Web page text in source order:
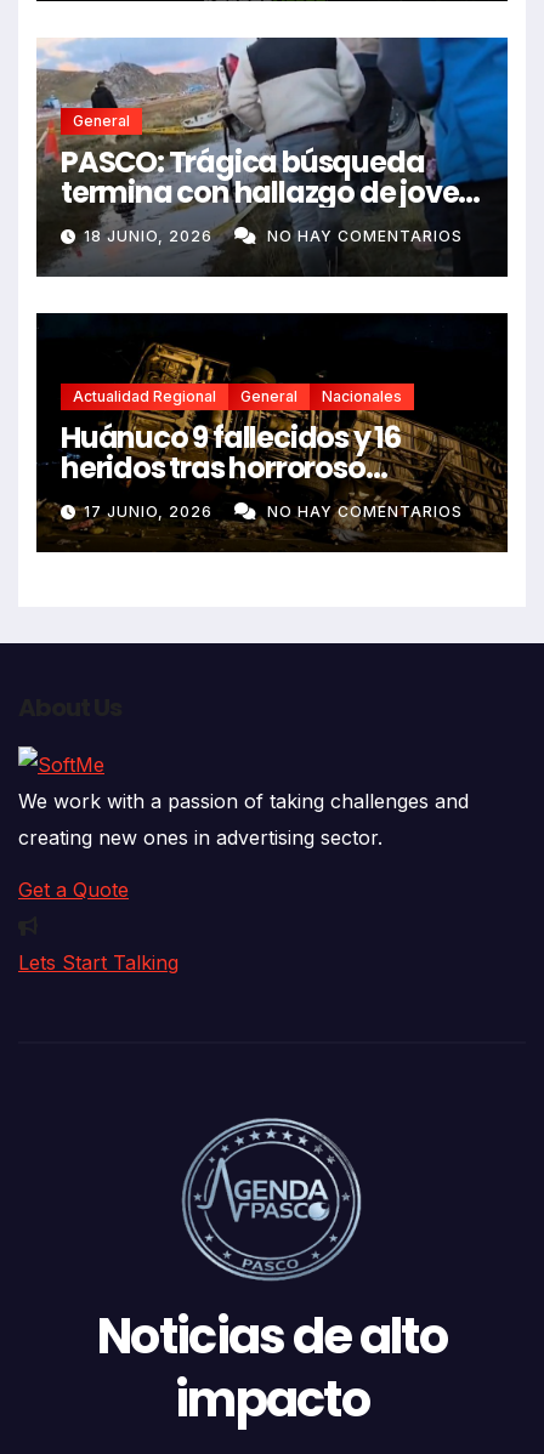
General
PASCO: Trágica búsqueda
termina con hallazgo de joven
sin vida en Rancas
18 JUNIO, 2026 NO HAY COMENTARIOS
Actualidad Regional General Nacionales
Huánuco 9 fallecidos y 16
heridos tras horroroso
despiste de bus Real Chancas
que impactó contra vivienda
17 JUNIO, 2026 NO HAY COMENTARIOS
We work with a passion of taking challenges and
creating new ones in advertising sector.
Get a Quote
Lets Start Talking
Noticias de alto
impacto